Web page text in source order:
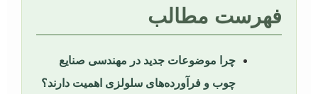
فهرست مطالب
چرا موضوعات جدید در مهندسی صنایع
چوب و فرآورده‌های سلولزی اهمیت دارند؟